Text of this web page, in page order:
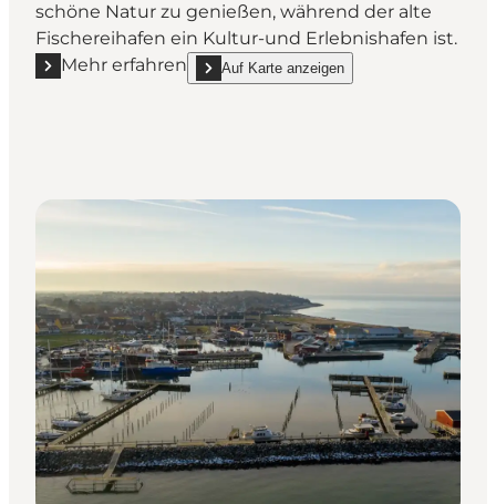
schöne Natur zu genießen, während der alte
Fischereihafen ein Kultur-und Erlebnishafen ist.
Mehr erfahren
Mehr erfahren "Hundested Hafen"
Auf Karte anzeigen
show Hundested Hafen on_map